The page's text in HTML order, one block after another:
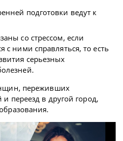
подготовки ведут к
со стрессом, если
с ними справляться, то есть
серьезных
переживших
переезд в другой город,